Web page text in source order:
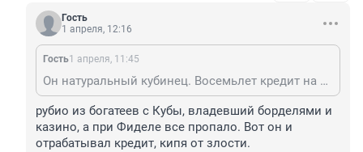
Гость
1 апреля, 12:16
Гость1 апреля, 11:45
Он натуральный кубинец. Восемьлет кредит на образование отрабатывал. Трамп видит в нем преемника, но народ склонен к Вэнсу.
рубио из богатеев с Кубы, владевший борделями и
казино, а при Фиделе все пропало. Вот он и
отрабатывал кредит, кипя от злости.